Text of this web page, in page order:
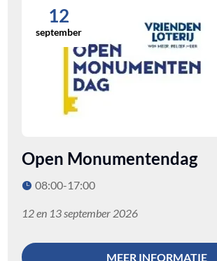
12
september
Open Monumentendag
08:00-17:00
12 en 13 september 2026
MEER INFORMATIE